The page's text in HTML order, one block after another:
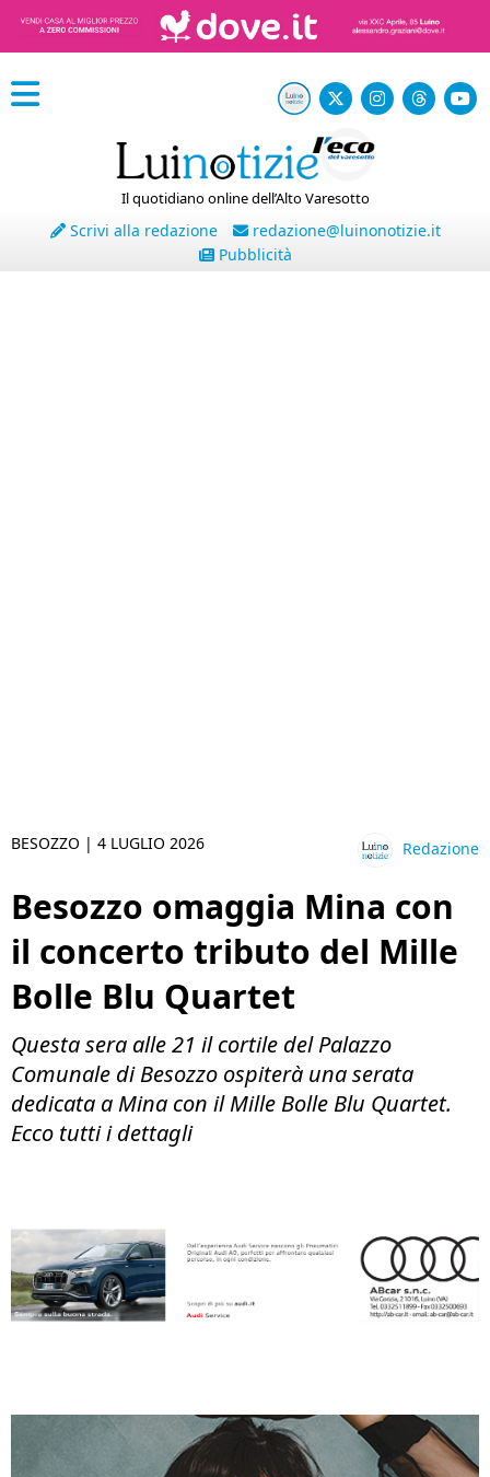
Il quotidiano online dell’Alto Varesotto
Scrivi alla redazione
redazione@luinonotizie.it
Pubblicità
BESOZZO | 4 LUGLIO 2026 Redazione
Besozzo omaggia Mina con
il concerto tributo del Mille
Bolle Blu Quartet
Questa sera alle 21 il cortile del Palazzo
Comunale di Besozzo ospiterà una serata
dedicata a Mina con il Mille Bolle Blu Quartet.
Ecco tutti i dettagli